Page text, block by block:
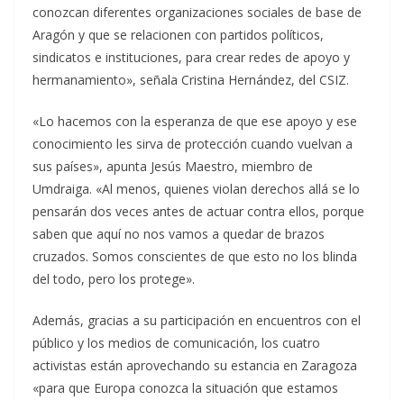
conozcan diferentes organizaciones sociales de base de
Aragón y que se relacionen con partidos políticos,
sindicatos e instituciones, para crear redes de apoyo y
hermanamiento», señala Cristina Hernández, del CSIZ.
«Lo hacemos con la esperanza de que ese apoyo y ese
conocimiento les sirva de protección cuando vuelvan a
sus países», apunta Jesús Maestro, miembro de
Umdraiga. «Al menos, quienes violan derechos allá se lo
pensarán dos veces antes de actuar contra ellos, porque
saben que aquí no nos vamos a quedar de brazos
cruzados. Somos conscientes de que esto no los blinda
del todo, pero los protege».
Además, gracias a su participación en encuentros con el
público y los medios de comunicación, los cuatro
activistas están aprovechando su estancia en Zaragoza
«para que Europa conozca la situación que estamos